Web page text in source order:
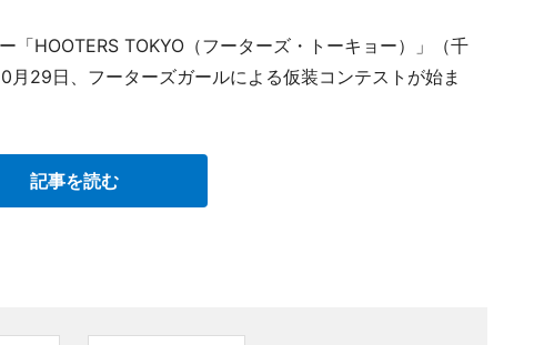
「HOOTERS TOKYO（フーターズ・トーキョー）」（千
29日、フーターズガールによる仮装コンテストが始ま
記事を読む